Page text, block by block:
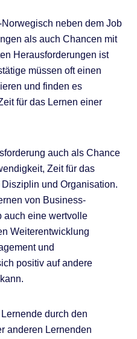
neben dem Job
als auch Chancen mit
Herausforderungen ist
müssen oft einen
und finden es
für das Lernen einer
auch als Chance
Zeit für das
und Organisation.
von Business-
auch eine wertvolle
Weiterentwicklung
und
positiv auf andere
durch den
anderen Lernenden